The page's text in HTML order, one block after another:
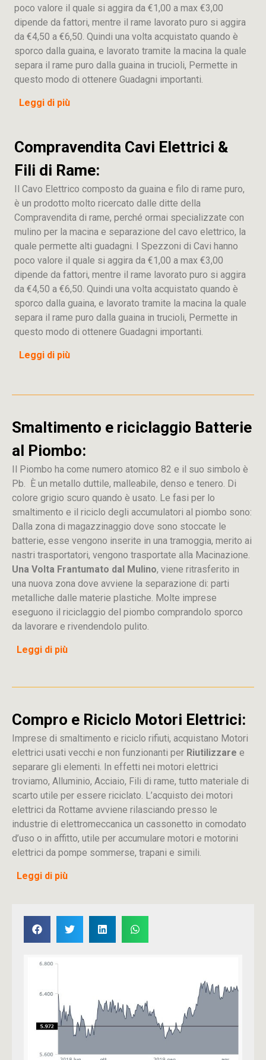
poco valore il quale si aggira da €1,00 a max €3,00
dipende da fattori, mentre il rame lavorato puro si aggira
da €4,50 a €6,50. Quindi una volta acquistato quando è
sporco dalla guaina, e lavorato tramite la macina la quale
separa il rame puro dalla guaina in trucioli, Permette in
questo modo di ottenere Guadagni importanti.
Leggi di più
Compravendita Cavi Elettrici &
Fili di Rame:
Il Cavo Elettrico composto da guaina e filo di rame puro,
è un prodotto molto ricercato dalle ditte della
Compravendita di rame, perché ormai specializzate con
mulino per la macina e separazione del cavo elettrico, la
quale permette alti guadagni. I Spezzoni di Cavi hanno
poco valore il quale si aggira da €1,00 a max €3,00
dipende da fattori, mentre il rame lavorato puro si aggira
da €4,50 a €6,50. Quindi una volta acquistato quando è
sporco dalla guaina, e lavorato tramite la macina la quale
separa il rame puro dalla guaina in trucioli, Permette in
questo modo di ottenere Guadagni importanti.
Leggi di più
Smaltimento e riciclaggio Batterie
al Piombo:
Il Piombo ha come numero atomico 82 e il suo simbolo è
Pb. È un metallo duttile, malleabile, denso e tenero. Di
colore grigio scuro quando è usato. Le fasi per lo
smaltimento e il riciclo degli accumulatori al piombo sono:
Dalla zona di magazzinaggio dove sono stoccate le
batterie, esse vengono inserite in una tramoggia, merito ai
nastri trasportatori, vengono trasportate alla Macinazione.
Una Volta Frantumato dal Mulino, viene ritrasferito in
una nuova zona dove avviene la separazione di: parti
metalliche dalle materie plastiche. Molte imprese
eseguono il riciclaggio del piombo comprandolo sporco
da lavorare e rivendendolo pulito.
Leggi di più
Compro e Riciclo Motori Elettrici:
Imprese di smaltimento e riciclo rifiuti, acquistano Motori
elettrici usati vecchi e non funzionanti per Riutilizzare e
separare gli elementi. In effetti nei motori elettrici
troviamo, Alluminio, Acciaio, Fili di rame, tutto materiale di
scarto utile per essere riciclato. L’acquisto dei motori
elettrici da Rottame avviene rilasciando presso le
industrie di elettromeccanica un cassonetto in comodato
d’uso o in affitto, utile per accumulare motori e motorini
elettrici da pompe sommerse, trapani e simili.
Leggi di più